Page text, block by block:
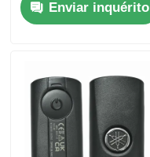
Jim-ny 2005-2017
Sem chip 37182-A7
50pcs
Enviar inquérito